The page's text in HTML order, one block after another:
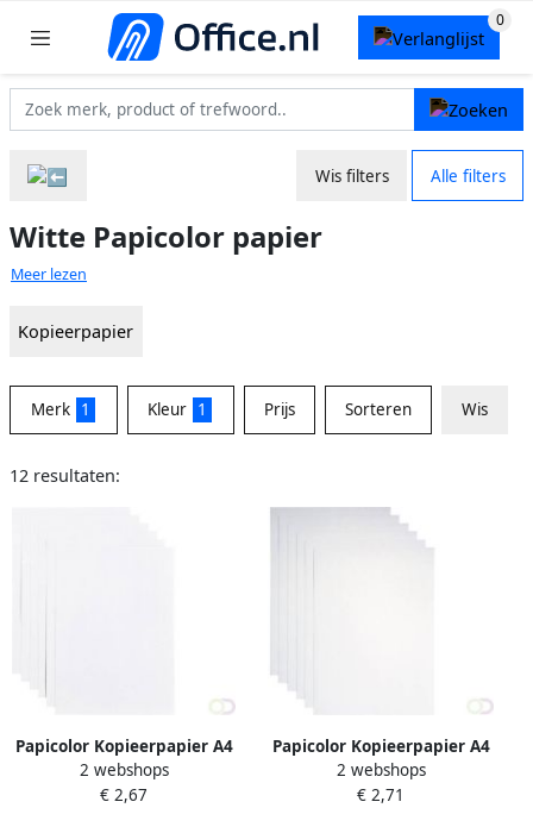
Wis filters Alle filters
Witte Papicolor papier
Meer lezen
Kopieerpapier
Merk 1 Kleur 1 Prijs Sorteren Wis
12 resultaten:
Papicolor Kopieerpapier A4
90gr 12 vel kraft wit
2 webshops
€ 2,67
Papicolor Kopieerpapier A4
300gr 3 vel metallic
parelwit
2 webshops
€ 2,71